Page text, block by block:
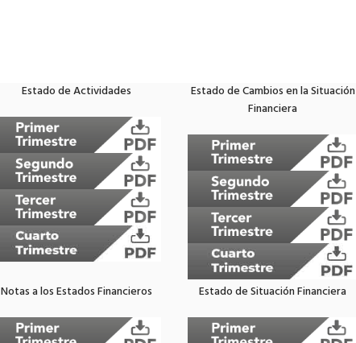
Estado de Actividades
Estado de Cambios en la Situación
Financiera
Notas a los Estados Financieros Estado de Situación Financiera